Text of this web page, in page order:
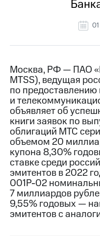
информация
Медиа-центр
Пресс-
релизы
МТС
о технологиях
Достижения
Интервью
Финансовая
отчетность
Контакты
Новости
Москва, РФ — ПАО
MTSS), ведущая
по
и
объявляет об
книги заявок по
облигаций МТС
объемом 20
купона 8,30%
ставке среди
эмитентов в 2022
001Р-02
7 миллиардов
9,55% годовых —
эмитентов с